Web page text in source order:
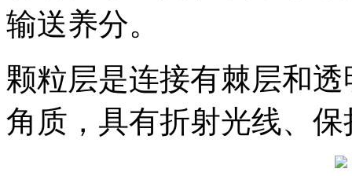
输送养分。
颗粒层是连接有棘层和
角质，具有折射光线、